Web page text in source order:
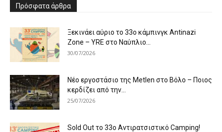
Πρόσφατα άρθρα
Ξεκινάει αύριο το 33ο κάμπινγκ Antinazi
Zone – YRE στο Ναύπλιο...
30/07/2026
Νέο εργοστάσιο της Metlen στο Βόλο – Ποιος
κερδίζει από την...
25/07/2026
Sold Out το 33ο Αντιρατσιστικό Camping!